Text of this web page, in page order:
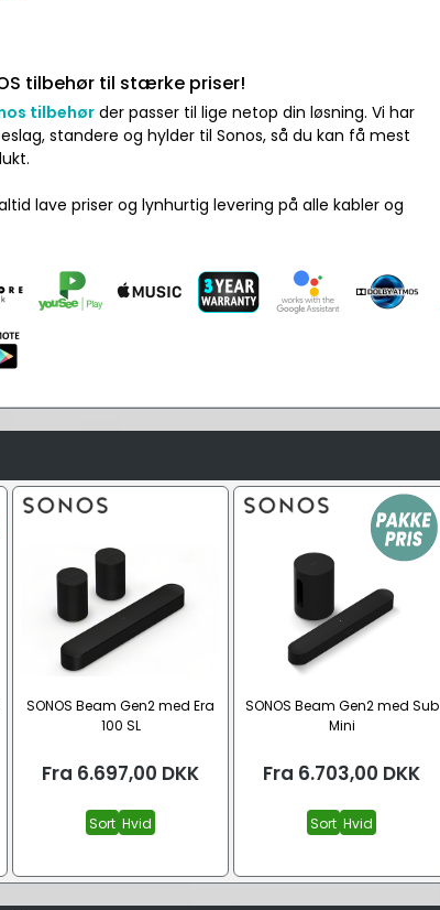
tilbehør til stærke priser!
tilbehørder passer til lige netop din løsning. Vi har
standere og hylder til Sonos, så du kan få mest
lave priser og lynhurtig levering på alle kabler og
SONOS Beam Gen2 med Era
100 SL
Fra 6.697,00 DKK
Sort Hvid
SONOS Beam Gen2 med Sub
Mini
Fra 6.703,00 DKK
Sort Hvid